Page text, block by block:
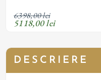
6398,00 lei
5118,00 lei
DESCRIERE